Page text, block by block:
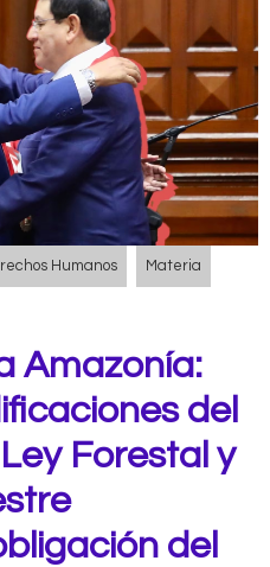
Humanos Materia
Amazonía:
del
Forestal y
del